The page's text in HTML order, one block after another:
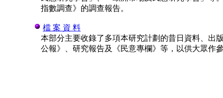
指數調查》的調查報告。
檔 案 資 料
本部分主要收錄了多項本研究計劃的昔日資料、出
公報》、研究報告及《民意專欄》等，以供大眾作